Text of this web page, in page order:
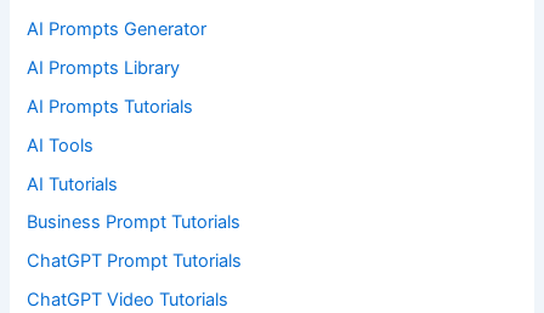
AI Prompts Generator
AI Prompts Library
AI Prompts Tutorials
AI Tools
AI Tutorials
Business Prompt Tutorials
ChatGPT Prompt Tutorials
ChatGPT Video Tutorials